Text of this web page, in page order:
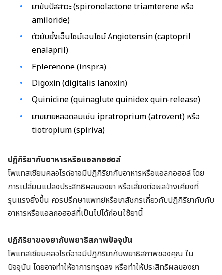
ยาขับปัสสาวะ (spironolactone triamterene หรือ
amiloride)
ตัวยับยั้งเอ็นไซม์เอนไซม์ Angiotensin (captopril
enalapril)
Eplerenone (inspra)
Digoxin (digitalis lanoxin)
Quinidine (quinaglute quinidex quin-release)
ยาขยายหลอดลมเช่น ipratroprium (atrovent) หรือ
tiotropium (spiriva)
ปฏิกิริยากับอาหารหรือแอลกอฮอล์
โพแทสเซียมคลอไรด์อาจมีปฏิกิริยากับอาหารหรือแอลกอฮอล์ โดย
การเปลี่ยนแปลงประสิทธิผลของยา หรือเสี่ยงต่อผลข้างเคียงที่
รุนแรงยิ่งขึ้น ควรปรึกษาแพทย์หรือเภสัชกรเกี่ยวกับปฏิกิริยากับกับ
อาหารหรือแอลกอฮอล์ที่เป็นไปได้ก่อนใช้ยานี้
ปฏิกิริยาของยากับพยาธิสภาพปัจจุบัน
โพแทสเซียมคลอไรด์อาจมีปฏิกิริยากับพยาธิสภาพของคุณ ใน
ปัจจุบัน โดยอาจทำให้อาการทรุดลง หรือทำให้ประสิทธิผลของยา